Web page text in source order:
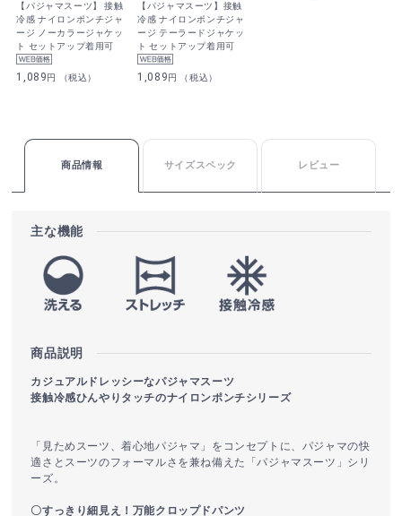
【パジャマスーツ】 接触
冷感 ナイロンポンチジャ
ージ ノーカラージャケッ
ト セットアップ着用可
1,089円 （税込）
【パジャマスーツ】接触
冷感 ナイロンポンチジャ
ージ テーラードジャケッ
ト セットアップ着用可
1,089円 （税込）
商品情報 サイズスペック レビュー
主な機能
商品説明
カジュアルドレッシーなパジャマスーツ
接触冷感ひんやりタッチのナイロンポンチシリーズ
「見ためスーツ、着心地パジャマ」をコンセプトに、パジャマの快
適さとスーツのフォーマルさを兼ね備えた「パジャマスーツ」シリ
ーズ。
〇すっきり細見え！万能クロップドパンツ